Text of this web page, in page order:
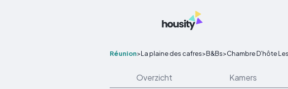
Réunion>La plaine des cafres>B&Bs>Chambre D’hôte
Overzicht Kamers